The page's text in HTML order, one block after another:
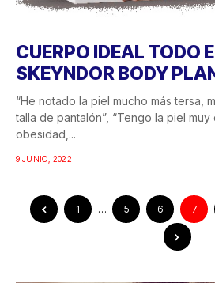
CUERPO IDEAL TODO
SKEYNDOR BODY
“He notado la piel mucho más tersa,
talla de pantalón”, “Tengo la piel
obesidad,...
9 JUNIO, 2022
1 … 5 6 7